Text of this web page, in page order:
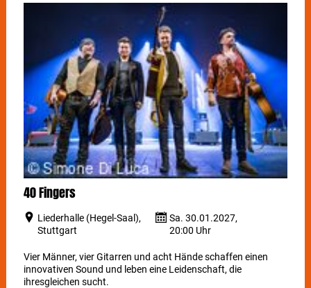
40 Fingers
Liederhalle (Hegel-Saal),
Stuttgart
Sa. 30.01.2027,
20:00 Uhr
Vier Männer, vier Gitarren und acht Hände schaffen einen
innovativen Sound und leben eine Leidenschaft, die
ihresgleichen sucht.